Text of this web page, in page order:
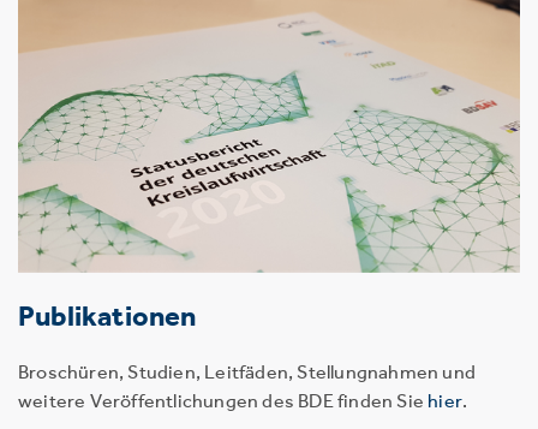
Publikationen
Broschüren, Studien, Leitfäden, Stellungnahmen und
weitere Veröffentlichungen des BDE finden Sie hier.